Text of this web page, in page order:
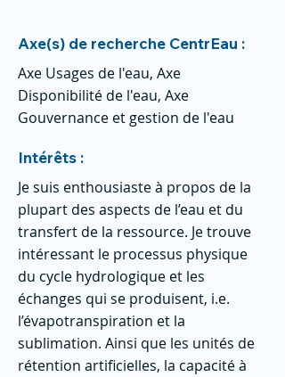
Axe(s) de recherche CentrEau :
Axe Usages de l'eau, Axe
Disponibilité de l'eau, Axe
Gouvernance et gestion de l'eau
Intérêts :
Je suis enthousiaste à propos de la
plupart des aspects de l’eau et du
transfert de la ressource. Je trouve
intéressant le processus physique
du cycle hydrologique et les
échanges qui se produisent, i.e.
l’évapotranspiration et la
sublimation. Ainsi que les unités de
rétention artificielles, la capacité à